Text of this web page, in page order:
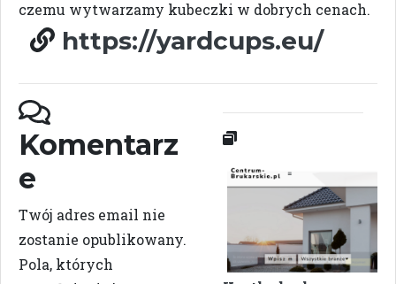
czemu wytwarzamy kubeczki w dobrych cenach.
https://yardcups.eu/
Komentarz
e
Twój adres email nie
zostanie opublikowany.
Pola, których